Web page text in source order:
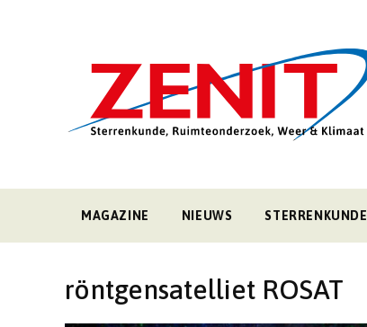
MAGAZINE NIEUWS STERRENKUNDE
röntgensatelliet ROSAT